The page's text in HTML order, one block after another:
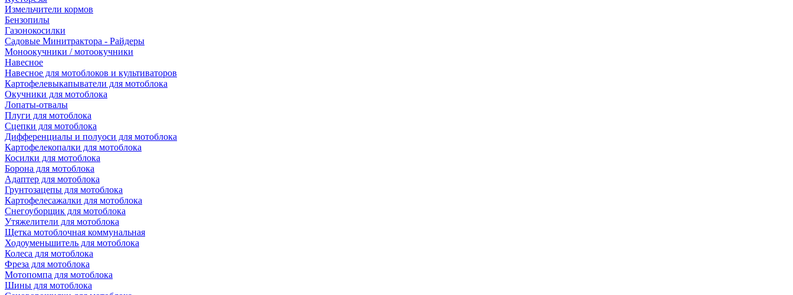
Измельчители кормов
Бензопилы
Газонокосилки
Садовые Минитрактора - Райдеры
Моноокучники / мотоокучники
Навесное
Навесное для мотоблоков и культиваторов
Картофелевыкапыватели для мотоблока
Окучники для мотоблока
Лопаты-отвалы
Плуги для мотоблока
Сцепки для мотоблока
Дифференциалы и полуоси для мотоблока
Картофелекопалки для мотоблока
Косилки для мотоблока
Борона для мотоблока
Адаптер для мотоблока
Грунтозацепы для мотоблока
Картофелесажалки для мотоблока
Снегоуборщик для мотоблока
Утяжелители для мотоблока
Щетка мотоблочная коммунальная
Ходоуменьшитель для мотоблока
Колеса для мотоблока
Фреза для мотоблока
Мотопомпа для мотоблока
Шины для мотоблока